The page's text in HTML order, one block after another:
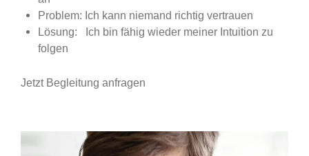
Problem: Ich kann niemand richtig vertrauen
Lösung: Ich bin fähig wieder meiner Intuition zu
folgen
Jetzt Begleitung anfragen